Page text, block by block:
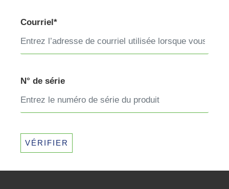
Courriel*
N° de série
VÉRIFIER